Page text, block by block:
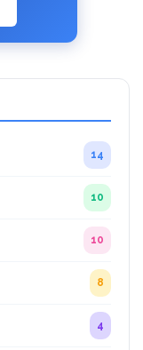
14
10
10
8
4